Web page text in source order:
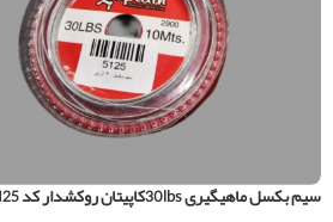
سیم بکسل ماهیگیری 30lbsکاپیتان روکشدار کد 5125